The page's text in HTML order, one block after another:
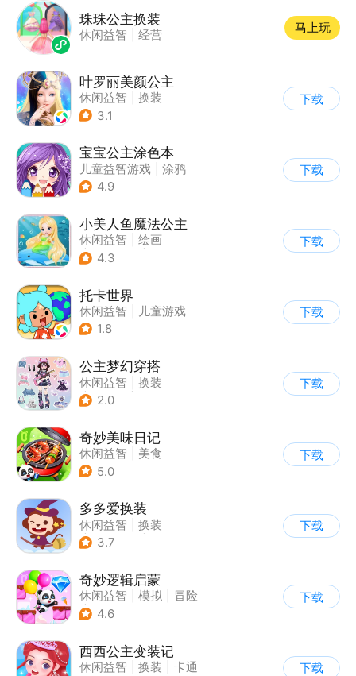
珠珠公主换装
休闲益智 经营
马上玩
叶罗丽美颜公主
休闲益智
换装
| 动漫改编
3.1
下载
宝宝公主涂色本
儿童益智游戏
涂鸦
4.9
下载
小美人鱼魔法公主
休闲益智
绘画
| 儿童游戏
4.3
下载
托卡世界
休闲益智
儿童游戏
1.8
下载
公主梦幻穿搭
休闲益智
换装
| 女性向
2.0
下载
奇妙美味日记
休闲益智
美食
| 宝宝巴士
5.0
下载
多多爱换装
休闲益智
换装
| 儿童游戏
3.7
下载
奇妙逻辑启蒙
休闲益智 模拟
冒险
| 宝宝巴士
4.6
下载
西西公主变装记
休闲益智 换装
卡通
下载